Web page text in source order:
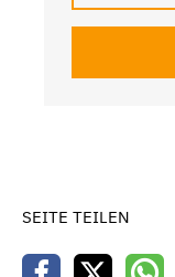
SEITE TEILEN